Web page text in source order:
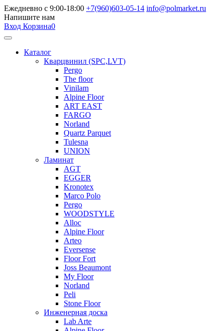
Ежедневно с 9:00-18:00 +7(960)603-05-14 info@polmarket.ru
Напишите нам
Вход Корзина0
Каталог
Кварцвинил (SPC,LVT)
Pergo
The floor
Vinilam
Alpine Floor
ART EAST
FARGO
Norland
Quartz Parquet
Tulesna
UNION
Ламинат
AGT
EGGER
Kronotex
Marco Polo
Pergo
WOODSTYLE
Alloc
Alpine Floor
Arteo
Eversense
Floor Fort
Joss Beaumont
My Floor
Norland
Peli
Stone Floor
Инженерная доска
Lab Arte